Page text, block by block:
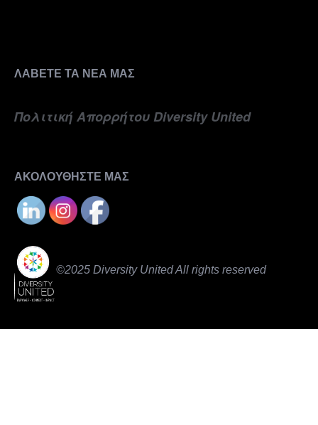
ΛΑΒΕΤΕ ΤΑ ΝΕΑ ΜΑΣ
Πολιτική Απορρήτου Diversity United
ΑΚΟΛΟΥΘΗΣΤΕ ΜΑΣ
©2025 Diversity United All rights reserved